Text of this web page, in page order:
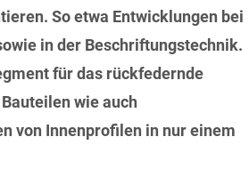
So etwa Entwicklungen bei
in der Beschriftungstechnik.
für das rückfedernde
wie auch
von Innenprofilen in nur einem